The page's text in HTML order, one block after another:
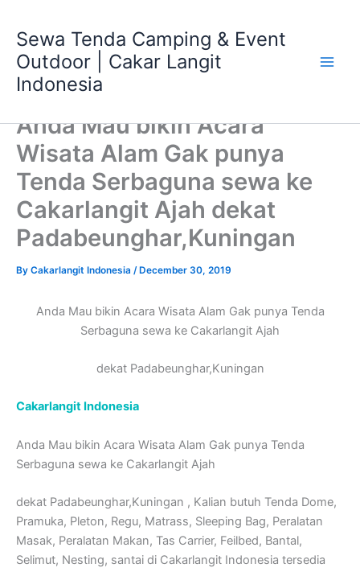
content
Sewa Tenda Camping & Event
Outdoor | Cakar Langit
Indonesia
Anda Mau bikin Acara
Wisata Alam Gak punya
Tenda Serbaguna sewa ke
Cakarlangit Ajah dekat
Padabeunghar,Kuningan
By Cakarlangit Indonesia / December 30, 2019
Anda Mau bikin Acara Wisata Alam Gak punya Tenda
Serbaguna sewa ke Cakarlangit Ajah
dekat Padabeunghar,Kuningan
Cakarlangit Indonesia
Anda Mau bikin Acara Wisata Alam Gak punya Tenda
Serbaguna sewa ke Cakarlangit Ajah
dekat Padabeunghar,Kuningan , Kalian butuh Tenda Dome,
Pramuka, Pleton, Regu, Matrass, Sleeping Bag, Peralatan
Masak, Peralatan Makan, Tas Carrier, Feilbed, Bantal,
Selimut, Nesting, santai di Cakarlangit Indonesia tersedia